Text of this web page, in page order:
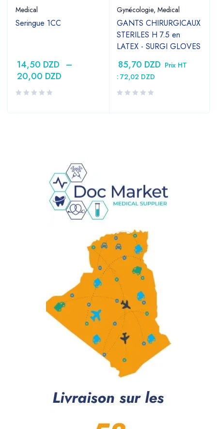
Medical
Seringue 1CC
14,50 DZD –
20,00 DZD
Gynécologie, Medical
GANTS CHIRURGICAUX
STERILES H 7.5 en
LATEX - SURGI GLOVES
85,70 DZD Prix HT
: 72,02 DZD